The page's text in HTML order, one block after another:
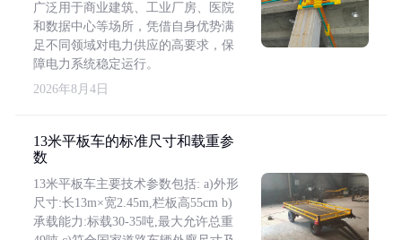
广泛用于商业建筑、工业厂房、医院
和数据中心等场所，凭借自身优势满
足不同领域对电力供应的高要求，保
障电力系统稳定运行。
2026年8月4日
13米平板车的标准尺寸和载重参
数
13米平板车主要技术参数包括: a)外形
尺寸:长13m×宽2.45m,栏板高55cm b)
承载能力:标载30-35吨,最大允许总重